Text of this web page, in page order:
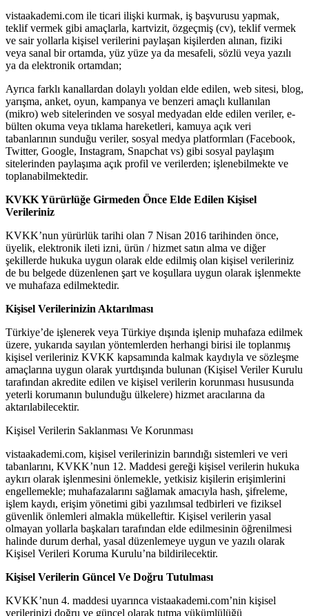
vistaakademi.com ile ticari ilişki kurmak, iş başvurusu yapmak,
teklif vermek gibi amaçlarla, kartvizit, özgeçmiş (cv), teklif vermek
ve sair yollarla kişisel verilerini paylaşan kişilerden alınan, fiziki
veya sanal bir ortamda, yüz yüze ya da mesafeli, sözlü veya yazılı
ya da elektronik ortamdan;
Ayrıca farklı kanallardan dolaylı yoldan elde edilen, web sitesi, blog,
yarışma, anket, oyun, kampanya ve benzeri amaçlı kullanılan
(mikro) web sitelerinden ve sosyal medyadan elde edilen veriler, e-
bülten okuma veya tıklama hareketleri, kamuya açık veri
tabanlarının sunduğu veriler, sosyal medya platformları (Facebook,
Twitter, Google, Instagram, Snapchat vs) gibi sosyal paylaşım
sitelerinden paylaşıma açık profil ve verilerden; işlenebilmekte ve
toplanabilmektedir.
KVKK Yürürlüğe Girmeden Önce Elde Edilen Kişisel
Verileriniz
KVKK’nun yürürlük tarihi olan 7 Nisan 2016 tarihinden önce,
üyelik, elektronik ileti izni, ürün / hizmet satın alma ve diğer
şekillerde hukuka uygun olarak elde edilmiş olan kişisel verileriniz
de bu belgede düzenlenen şart ve koşullara uygun olarak işlenmekte
ve muhafaza edilmektedir.
Kişisel Verilerinizin Aktarılması
Türkiye’de işlenerek veya Türkiye dışında işlenip muhafaza edilmek
üzere, yukarıda sayılan yöntemlerden herhangi birisi ile toplanmış
kişisel verileriniz KVKK kapsamında kalmak kaydıyla ve sözleşme
amaçlarına uygun olarak yurtdışında bulunan (Kişisel Veriler Kurulu
tarafından akredite edilen ve kişisel verilerin korunması hususunda
yeterli korumanın bulunduğu ülkelere) hizmet aracılarına da
aktarılabilecektir.
Kişisel Verilerin Saklanması Ve Korunması
vistaakademi.com, kişisel verilerinizin barındığı sistemleri ve veri
tabanlarını, KVKK’nun 12. Maddesi gereği kişisel verilerin hukuka
aykırı olarak işlenmesini önlemekle, yetkisiz kişilerin erişimlerini
engellemekle; muhafazalarını sağlamak amacıyla hash, şifreleme,
işlem kaydı, erişim yönetimi gibi yazılımsal tedbirleri ve fiziksel
güvenlik önlemleri almakla mükelleftir. Kişisel verilerin yasal
olmayan yollarla başkaları tarafından elde edilmesinin öğrenilmesi
halinde durum derhal, yasal düzenlemeye uygun ve yazılı olarak
Kişisel Verileri Koruma Kurulu’na bildirilecektir.
Kişisel Verilerin Güncel Ve Doğru Tutulması
KVKK’nun 4. maddesi uyarınca vistaakademi.com’nin kişisel
verilerinizi doğru ve güncel olarak tutma yükümlülüğü